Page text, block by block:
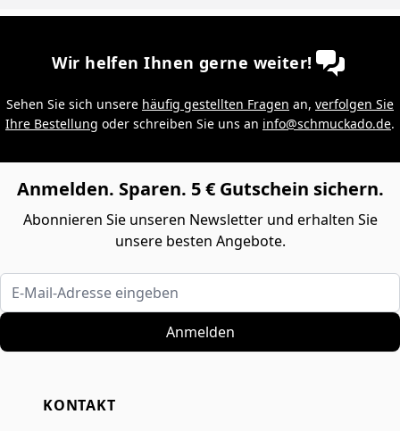
Wir helfen Ihnen gerne weiter!
Sehen Sie sich unsere häufig gestellten Fragen an, verfolgen Sie
Ihre Bestellung oder schreiben Sie uns an info@schmuckado.de.
Anmelden. Sparen. 5 € Gutschein sichern.
Abonnieren Sie unseren Newsletter und erhalten Sie
unsere besten Angebote.
E-Mail-Adresse eingeben
Anmelden
KONTAKT